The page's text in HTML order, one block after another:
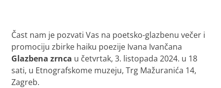
Čast nam je pozvati Vas na poetsko-glazbenu večer i
promociju zbirke haiku poezije Ivana Ivančana
Glazbena zrnca u četvrtak, 3. listopada 2024. u 18
sati, u Etnografskome muzeju, Trg Mažuranića 14,
Zagreb.